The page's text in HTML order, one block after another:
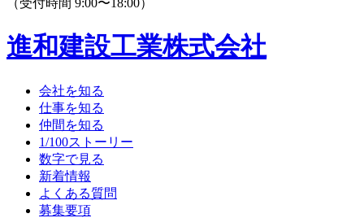
（受付時間 9:00〜18:00）
進和建設工業株式会社
会社を知る
仕事を知る
仲間を知る
1/100ストーリー
数字で見る
新着情報
よくある質問
募集要項